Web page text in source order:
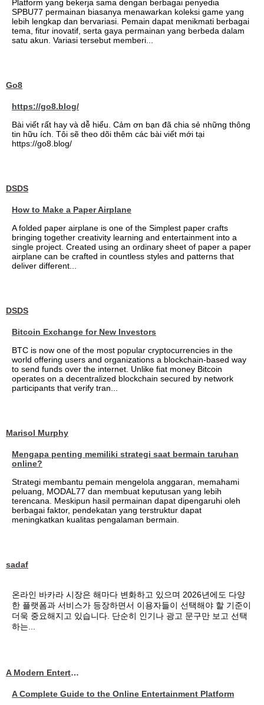
Platform yang bekerja sama dengan berbagai penyedia
SPBU77 permainan biasanya menawarkan koleksi game yang
lebih lengkap dan bervariasi. Pemain dapat menikmati berbagai
tema, fitur inovatif, serta gaya permainan yang berbeda dalam
satu akun. Variasi tersebut memberi...
Go8
https://go8.blog/
Bài viết rất hay và dễ hiểu. Cảm ơn bạn đã chia sẻ những thông
tin hữu ích. Tôi sẽ theo dõi thêm các bài viết mới tại
https://go8.blog/
DSDS
How to Make a Paper Airplane
A folded paper airplane is one of the Simplest paper crafts
bringing together creativity learning and entertainment into a
single project. Created using an ordinary sheet of paper a paper
airplane can be crafted in countless styles and patterns that
deliver different...
DSDS
Bitcoin Exchange for New Investors
BTC is now one of the most popular cryptocurrencies in the
world offering users and organizations a blockchain-based way
to send funds over the internet. Unlike fiat money Bitcoin
operates on a decentralized blockchain secured by network
participants that verify tran...
Marisol Murphy
Mengapa penting memiliki strategi saat bermain taruhan
online?
Strategi membantu pemain mengelola anggaran, memahami
peluang, MODAL77 dan membuat keputusan yang lebih
terencana. Meskipun hasil permainan dapat dipengaruhi oleh
berbagai faktor, pendekatan yang terstruktur dapat
meningkatkan kualitas pengalaman bermain.
sadaf
온라인 바카라 시장은 해마다 변화하고 있으며 2026년에도 다양
한 플랫폼과 서비스가 등장하면서 이용자들이 선택해야 할 기준이
더욱 중요해지고 있습니다. 단순히 인기나 광고 문구만 보고 선택
하는...
A Modern Entertainment Platform Bringing
A Complete Guide to the Online Entertainment Platform